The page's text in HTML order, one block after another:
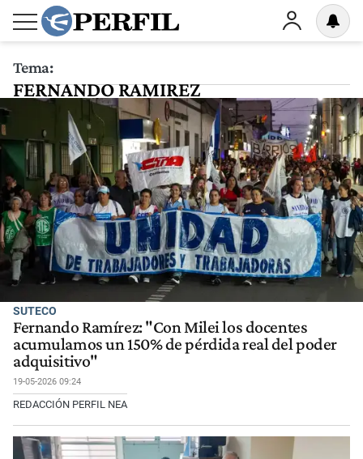
Tema:
FERNANDO RAMIREZ
SUTECO
Fernando Ramírez: "Con Milei los docentes
acumulamos un 150% de pérdida real del poder
adquisitivo"
19-05-2026 09:24
REDACCIÓN PERFIL NEA